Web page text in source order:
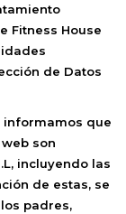
Fitness House
de Datos
informamos que
son
, incluyendo las
de estas, se
padres,